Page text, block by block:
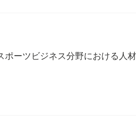
ポーツビジネス分野における人